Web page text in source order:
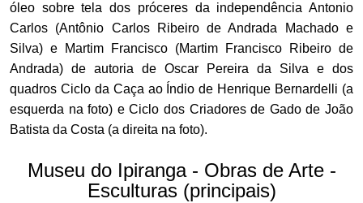
óleo sobre tela dos próceres da independência Antonio
Carlos (Antônio Carlos Ribeiro de Andrada Machado e
Silva) e Martim Francisco (Martim Francisco Ribeiro de
Andrada) de autoria de Oscar Pereira da Silva e dos
quadros Ciclo da Caça ao Índio de Henrique Bernardelli (a
esquerda na foto) e Ciclo dos Criadores de Gado de João
Batista da Costa (a direita na foto).
Museu do Ipiranga - Obras de Arte -
Esculturas (principais)